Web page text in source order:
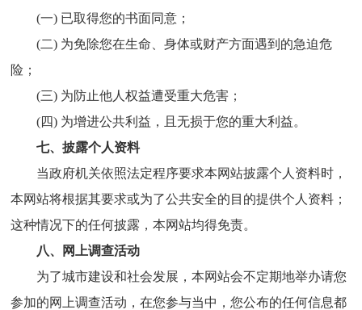
(一) 已取得您的书面同意；
(二) 为免除您在生命、身体或财产方面遇到的急迫危
险；
(三) 为防止他人权益遭受重大危害；
(四) 为增进公共利益，且无损于您的重大利益。
七、披露个人资料
当政府机关依照法定程序要求本网站披露个人资料时，
本网站将根据其要求或为了公共安全的目的提供个人资料；
这种情况下的任何披露，本网站均得免责。
八、网上调查活动
为了城市建设和社会发展，本网站会不定期地举办请您
参加的网上调查活动，在您参与当中，您公布的任何信息都